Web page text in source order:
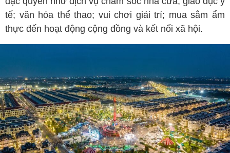
tế; văn hóa thể thao; vui chơi giải trí; mua sắm ẩm
thực đến hoạt động cộng đồng và kết nối xã hội.